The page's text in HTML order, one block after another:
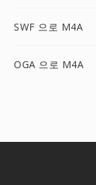
SWF 으로 M4A
OGA 으로 M4A